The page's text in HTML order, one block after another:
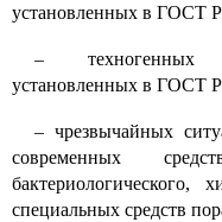
установленных в ГОСТ Р
–
установленных в ГОСТ Р
– чрезвычайных
современных
специальных средств